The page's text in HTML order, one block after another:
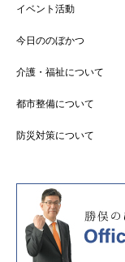
イベント活動
今日ののぼかつ
介護・福祉について
都市整備について
防災対策について